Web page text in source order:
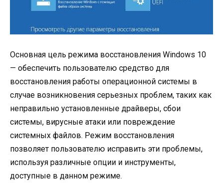
Основная цель режима восстановления Windows 10
— обеспечить пользователю средство для
восстановления работы операционной системы в
случае возникновения серьезных проблем, таких как
неправильно установленные драйверы, сбои
системы, вирусные атаки или повреждение
системных файлов. Режим восстановления
позволяет пользователю исправить эти проблемы,
используя различные опции и инструменты,
доступные в данном режиме.